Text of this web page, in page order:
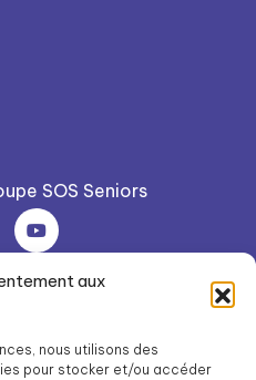
aux
nous utilisons des
pour stocker et/ou accéder
SOS Seniors
association du Groupe SOS